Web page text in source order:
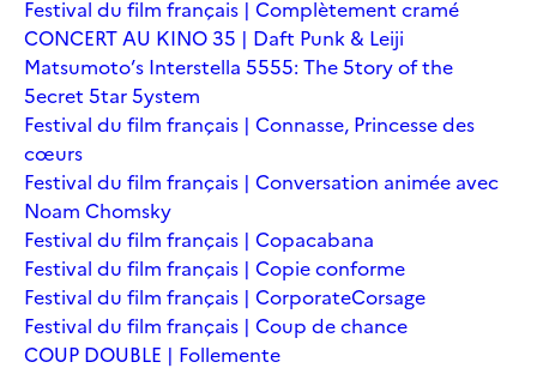
Festival du film français | Complètement cramé
CONCERT AU KINO 35 | Daft Punk & Leiji
Matsumoto’s Interstella 5555: The 5tory of the
5ecret 5tar 5ystem
Festival du film français | Connasse, Princesse des
cœurs
Festival du film français | Conversation animée avec
Noam Chomsky
Festival du film français | Copacabana
Festival du film français | Copie conforme
Festival du film français | CorporateCorsage
Festival du film français | Coup de chance
COUP DOUBLE | Follemente